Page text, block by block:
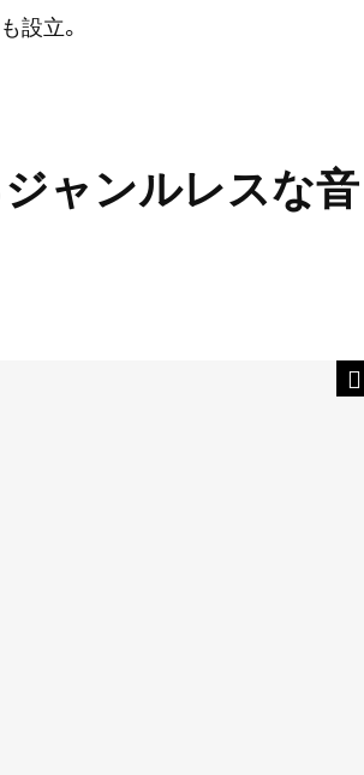
設立。
ャンルレスな音